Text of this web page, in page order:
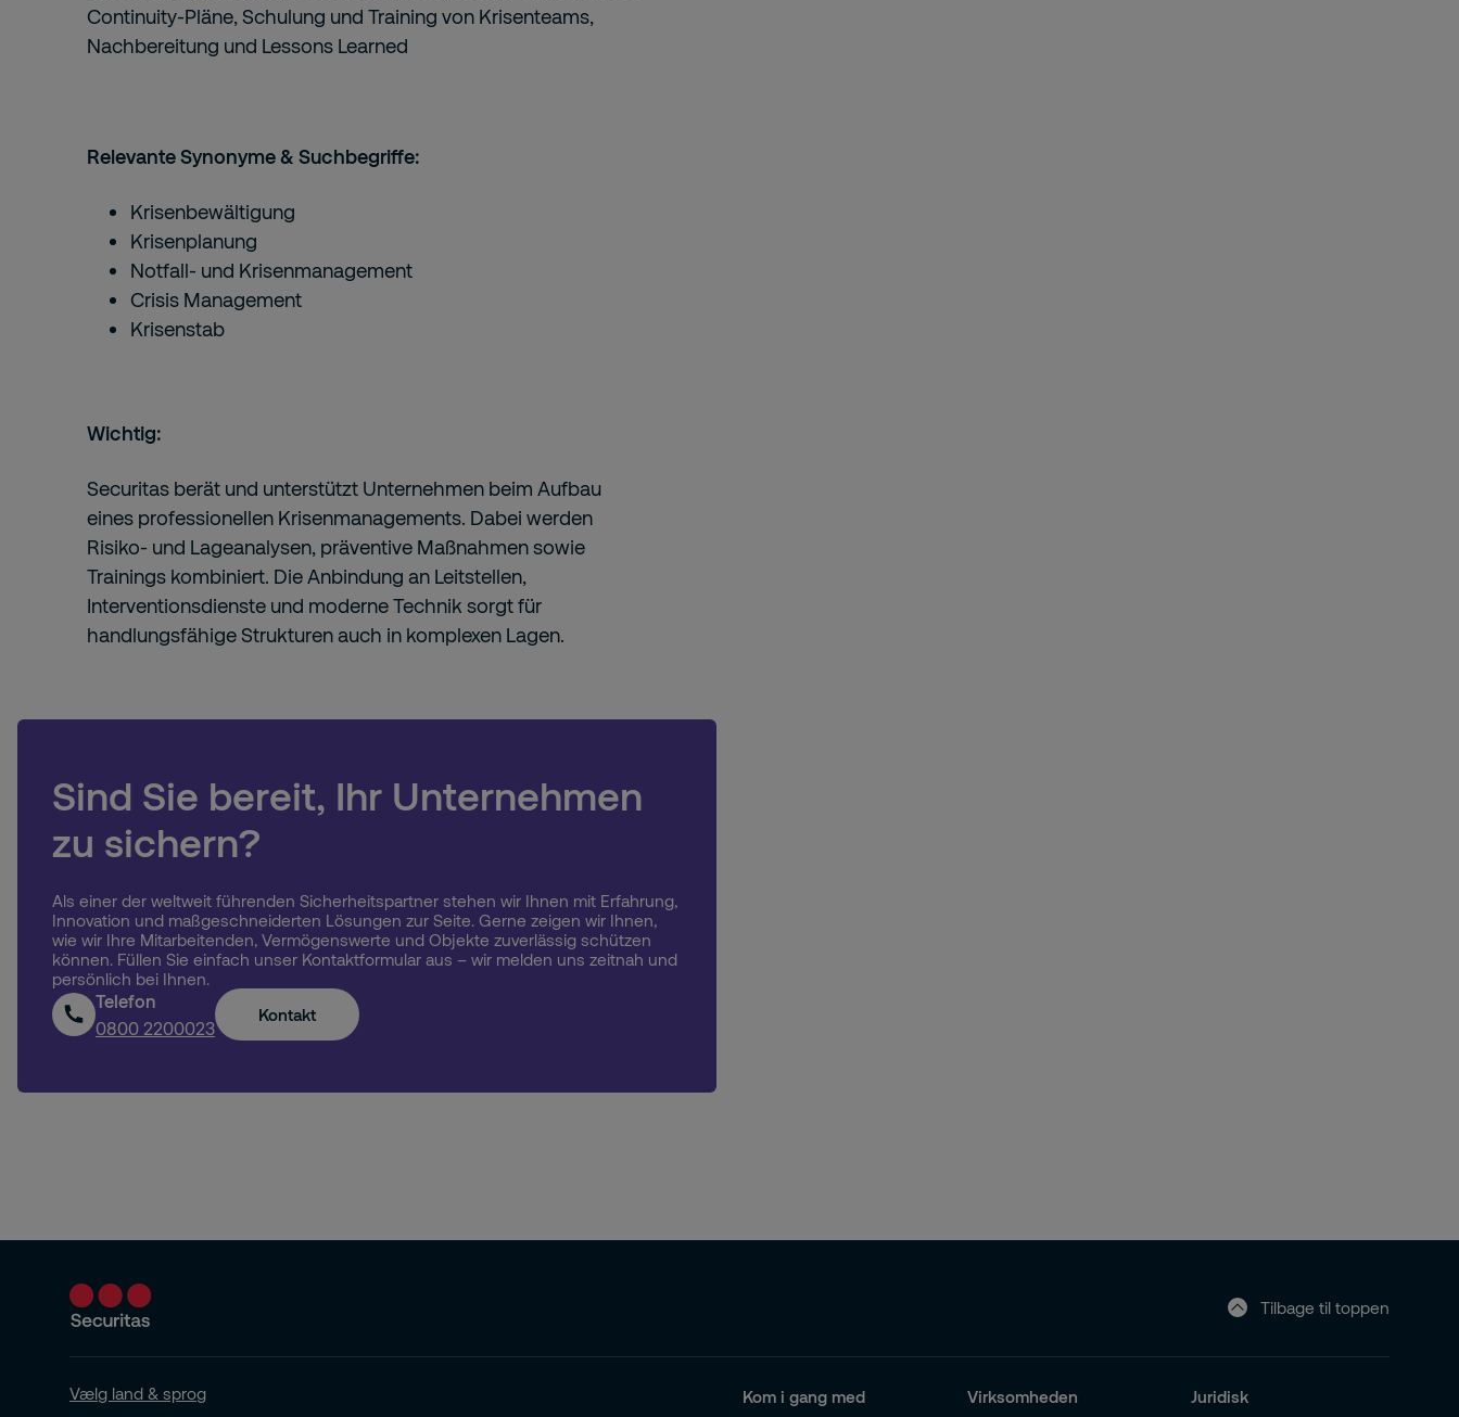
Continuity-Pläne, Schulung und Training von Krisenteams,
Nachbereitung und Lessons Learned
Relevante Synonyme & Suchbegriffe:
Krisenbewältigung
Krisenplanung
Notfall- und Krisenmanagement
Crisis Management
Krisenstab
Wichtig:
Securitas berät und unterstützt Unternehmen beim Aufbau
eines professionellen Krisenmanagements. Dabei werden
Risiko- und Lageanalysen, präventive Maßnahmen sowie
Trainings kombiniert. Die Anbindung an Leitstellen,
Interventionsdienste und moderne Technik sorgt für
handlungsfähige Strukturen auch in komplexen Lagen.
Sind Sie bereit, Ihr Unternehmen
zu sichern?
Als einer der weltweit führenden Sicherheitspartner stehen wir Ihnen mit Erfahrung,
Innovation und maßgeschneiderten Lösungen zur Seite. Gerne zeigen wir Ihnen,
wie wir Ihre Mitarbeitenden, Vermögenswerte und Objekte zuverlässig schützen
können. Füllen Sie einfach unser Kontaktformular aus – wir melden uns zeitnah und
persönlich bei Ihnen.
Telefon
0800 2200023
Kontakt
Tilbage til toppen
Vælg land & sprog
Kom i gang med
Virksomheden
Juridisk